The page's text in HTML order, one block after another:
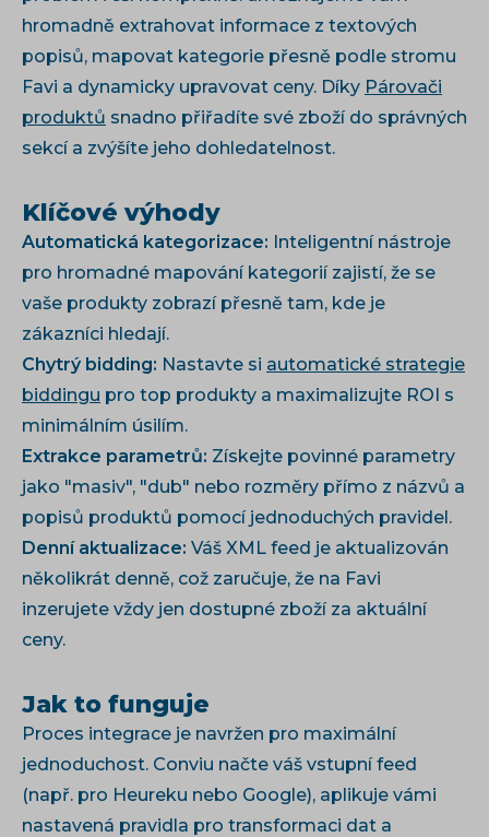
hromadně extrahovat informace z textových
popisů, mapovat kategorie přesně podle stromu
Favi a dynamicky upravovat ceny. Díky Párovači
produktů snadno přiřadíte své zboží do správných
sekcí a zvýšíte jeho dohledatelnost.
Klíčové výhody
Automatická kategorizace: Inteligentní nástroje
pro hromadné mapování kategorií zajistí, že se
vaše produkty zobrazí přesně tam, kde je
zákazníci hledají.
Chytrý bidding: Nastavte si automatické strategie
biddingu pro top produkty a maximalizujte ROI s
minimálním úsilím.
Extrakce parametrů: Získejte povinné parametry
jako "masiv", "dub" nebo rozměry přímo z názvů a
popisů produktů pomocí jednoduchých pravidel.
Denní aktualizace: Váš XML feed je aktualizován
několikrát denně, což zaručuje, že na Favi
inzerujete vždy jen dostupné zboží za aktuální
ceny.
Jak to funguje
Proces integrace je navržen pro maximální
jednoduchost. Conviu načte váš vstupní feed
(např. pro Heureku nebo Google), aplikuje vámi
nastavená pravidla pro transformaci dat a